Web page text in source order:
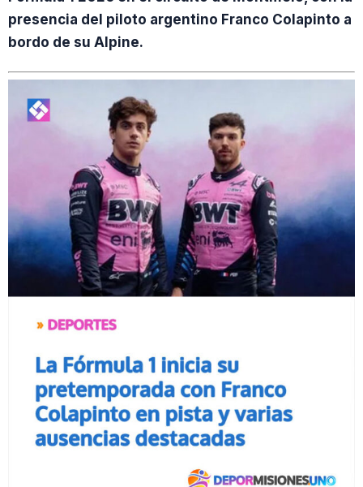
presencia del piloto argentino Franco Colapinto a
bordo de su Alpine.